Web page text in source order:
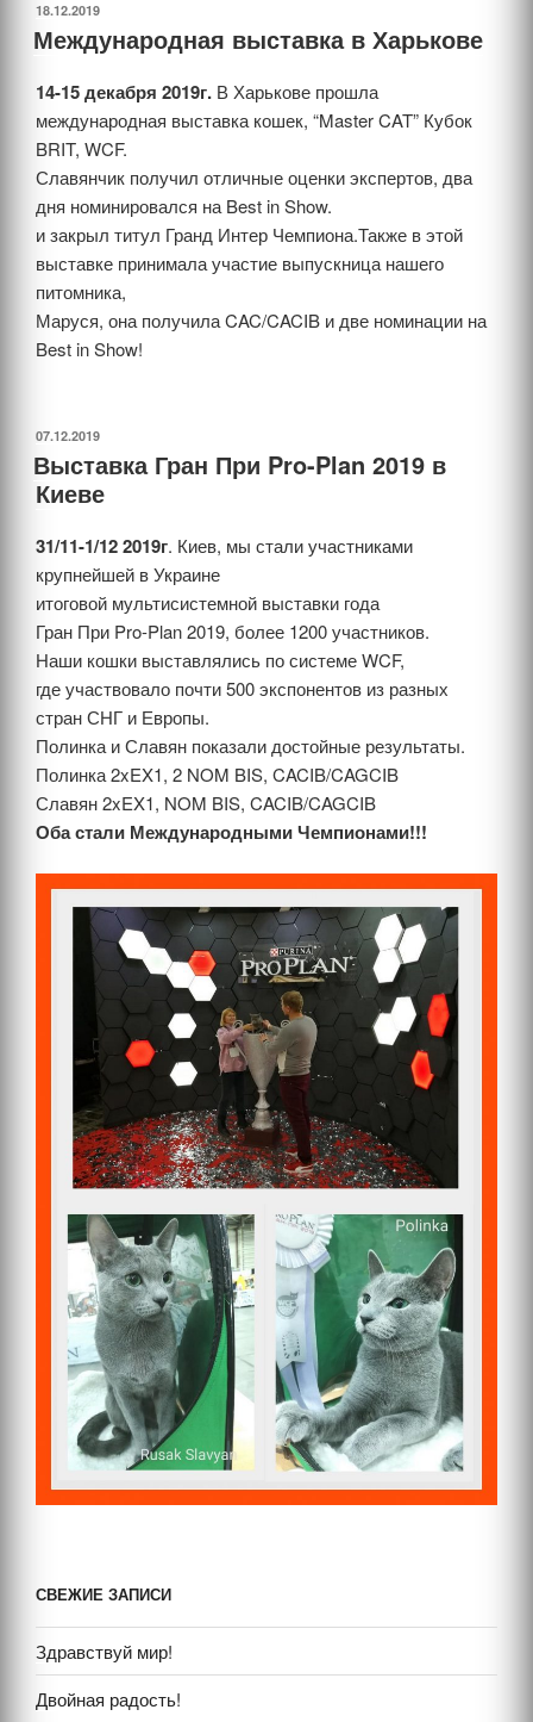
ОПУБЛИКОВАНО
18.12.2019
Международная выставка в Харькове
14-15 декабря 2019г. В Харькове прошла
международная выставка кошек, “Master CAT” Кубок
BRIT, WCF.
Славянчик получил отличные оценки экспертов, два
дня номинировался на Best in Show.
и закрыл титул Гранд Интер Чемпиона.Также в этой
выставке принимала участие выпускница нашего
питомника,
Маруся, она получила CAC/CACIB и две номинации на
Best in Show!
ОПУБЛИКОВАНО
07.12.2019
Выставка Гран При Pro-Plan 2019 в
Киеве
31/11-1/12 2019г. Киев, мы стали участниками
крупнейшей в Украине
итоговой мультисистемной выставки года
Гран При Pro-Plan 2019, более 1200 участников.
Наши кошки выставлялись по системе WCF,
где участвовало почти 500 экспонентов из разных
стран СНГ и Европы.
Полинка и Славян показали достойные результаты.
Полинка 2xEX1, 2 NOM BIS, CACIB/CAGCIB
Славян 2xEX1, NOM BIS, CACIB/CAGCIB
Оба стали Международными Чемпионами!!!
СВЕЖИЕ ЗАПИСИ
Здравствуй мир!
Двойная радость!